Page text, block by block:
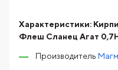
Характеристики:
Флеш Сланец Агат
Производитель